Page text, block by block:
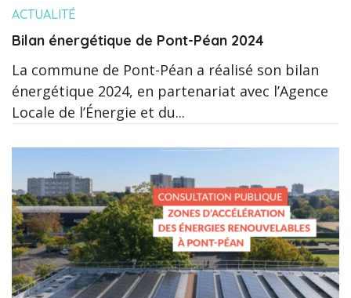
ACTUALITÉ
Bilan énergétique de Pont-Péan 2024
La commune de Pont-Péan a réalisé son bilan
énergétique 2024, en partenariat avec l’Agence
Locale de l’Énergie et du...